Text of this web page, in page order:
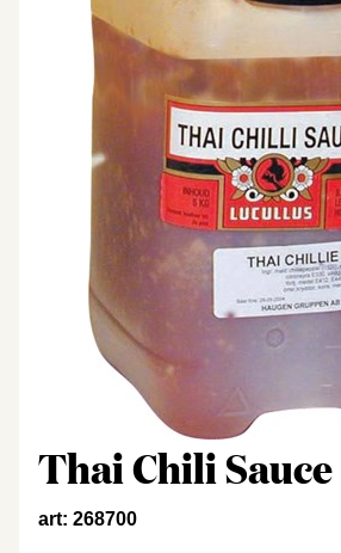
Thai Chili Sauce
art: 268700